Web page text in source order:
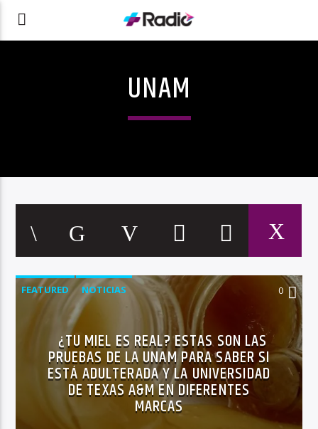
UNAM
FEATURED NOTICIAS 0
¿TU MIEL ES REAL? ESTAS SON LAS
PRUEBAS DE LA UNAM PARA SABER SI
ESTÁ ADULTERADA Y LA UNIVERSIDAD
DE TEXAS A&M EN DIFERENTES
MARCAS